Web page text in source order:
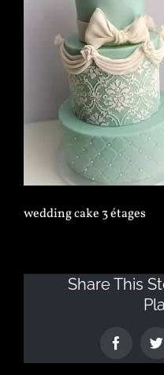
wedding cake 3 étages
Share This